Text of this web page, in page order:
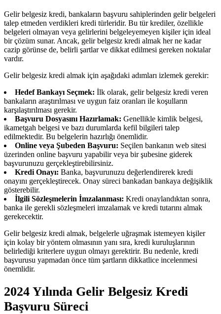
Gelir belgesiz kredi, bankaların başvuru sahiplerinden gelir belgeleri
talep etmeden verdikleri kredi türleridir. Bu tür krediler, özellikle
belgeleri olmayan veya gelirlerini belgeleyemeyen kişiler için ideal
bir çözüm sunar. Ancak, gelir belgesiz kredi almak her ne kadar
cazip görünse de, belirli şartlar ve dikkat edilmesi gereken noktalar
vardır.
Gelir belgesiz kredi almak için aşağıdaki adımları izlemek gerekir:
Hedef Bankayı Seçmek: İlk olarak, gelir belgesiz kredi veren
bankaların araştırılması ve uygun faiz oranları ile koşulların
karşılaştırılması gerekir.
Başvuru Dosyasını Hazırlamak: Genellikle kimlik belgesi,
ikametgah belgesi ve bazı durumlarda kefil bilgileri talep
edilmektedir. Bu belgelerin hazırlığı önemlidir.
Online veya Şubeden Başvuru: Seçilen bankanın web sitesi
üzerinden online başvuru yapabilir veya bir şubesine giderek
başvurunuzu gerçekleştirebilirsiniz.
Kredi Onayı: Banka, başvurunuzu değerlendirerek kredi
onayını gerçekleştirecek. Onay süreci bankadan bankaya değişiklik
gösterebilir.
İlgili Sözleşmelerin İmzalanması: Kredi onaylandıktan sonra,
banka ile gerekli sözleşmeleri imzalamak ve kredi tutarını almak
gerekecektir.
Gelir belgesiz kredi almak, belgelerle uğraşmak istemeyen kişiler
için kolay bir yöntem olmasının yanı sıra, kredi kuruluşlarının
belirlediği kriterlere uygun olmayı gerektirir. Bu nedenle, kredi
başvurusu yapmadan önce tüm şartların dikkatlice incelenmesi
önemlidir.
2024 Yılında Gelir Belgesiz Kredi
Başvuru Süreci